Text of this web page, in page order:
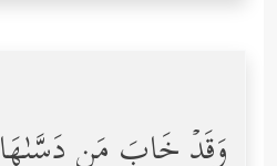
وَقَدۡ خَابَ مَن دَسَّىٰهَا